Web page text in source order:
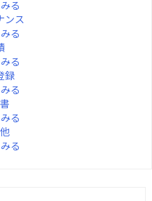
る
ンス
る
る
録
る
る
る